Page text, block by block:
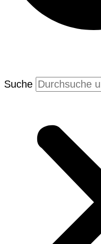
Suche